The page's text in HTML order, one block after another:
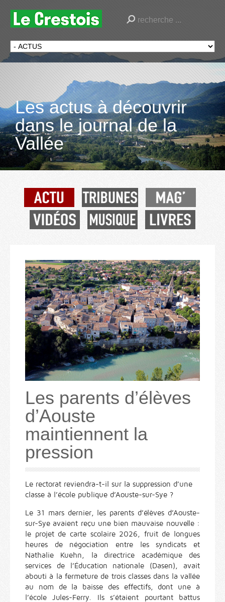
Les actus à découvrir
dans le journal de la
Vallée
Les parents d’élèves
d’Aouste
maintiennent la
pression
Le rectorat reviendra-t-il sur la suppression d’une
classe à l’école publique d’Aouste-sur-Sye ?
Le 31 mars dernier, les parents d’élèves d’Aouste-
sur-Sye avaient reçu une bien mauvaise nouvelle :
le projet de carte scolaire 2026, fruit de longues
heures de négociation entre les syndicats et
Nathalie Kuehn, la directrice académique des
services de l’Éducation nationale (Dasen), avait
abouti à la fermeture de trois classes dans la vallée
au nom de la baisse des effectifs, dont une à
l’école Jules-Ferry. Ils s’étaient pourtant battus